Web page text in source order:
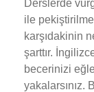
Derslerde
ile
karşıdakinin
şarttır.
becerinizi
yakalarsınız.